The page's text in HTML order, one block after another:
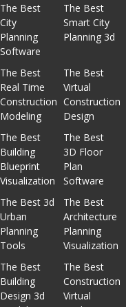
The Best
City
Planning
Software
The Best
Smart City
Planning 3d
The Best
Real Time
Construction
Modeling
The Best
Virtual
Construction
Design
The Best
Building
Blueprint
Visualization
The Best
3D Floor
Plan
Software
The Best 3d
Urban
Planning
Tools
The Best
Architecture
Planning
Visualization
The Best
Building
Design 3d
The Best
Construction
Virtual